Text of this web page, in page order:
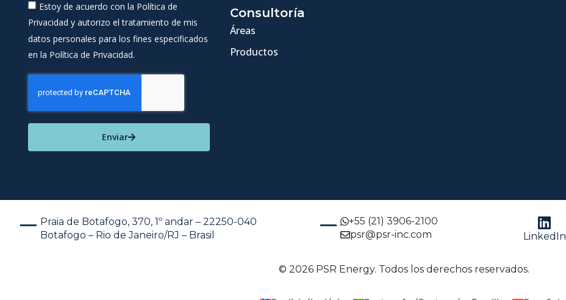
Estoy de acuerdo con la Política de
Privacidad y autorizo el tratamiento de mis
datos personales para los fines especificados
en la Política de Privacidad.
Enviar
Consultoría
Áreas
Productos
Praia de Botafogo, 370, 1º andar – 22250-040
Botafogo – Rio de Janeiro/RJ – Brasil
+55 (21) 3906-2100
psr@psr-inc.com
LinkedIn
© 2026 PSR Energy. Todos los derechos reservados.